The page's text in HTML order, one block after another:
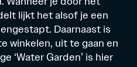
lijkt het alsof je een
Daarnaast is
winkelen, uit te gaan en
‘Water Garden’ is hier